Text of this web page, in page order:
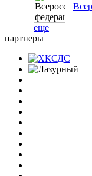
еще
партнеры